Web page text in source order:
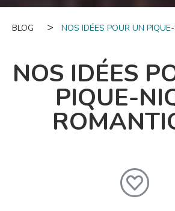
BLOG NOS IDÉES POUR UN
NOS IDÉES
PIQUE-